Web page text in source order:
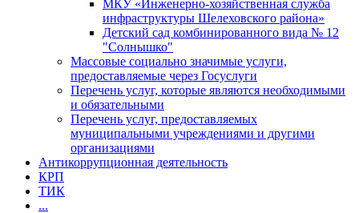
МКУ «Инженерно-хозяйственная служба
инфраструктуры Шелеховского района»
Детский сад комбинированного вида № 12
"Солнышко"
Массовые социально значимые услуги,
предоставляемые через Госуслуги
Перечень услуг, которые являются необходимыми
и обязательными
Перечень услуг, предоставляемых
муниципальными учреждениями и другими
организациями
Антикоррупционная деятельность
КРП
ТИК
...